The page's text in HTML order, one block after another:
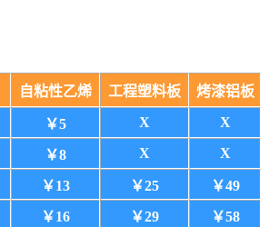
自粘性乙烯 工程塑料板
烤漆铝板
￥5 X
X
￥8 X
X
￥13 ￥25
￥49
￥16 ￥29 ￥58